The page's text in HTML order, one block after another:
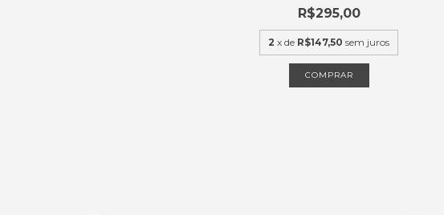
R$295,00
2 x de R$147,50 sem juros
COMPRAR